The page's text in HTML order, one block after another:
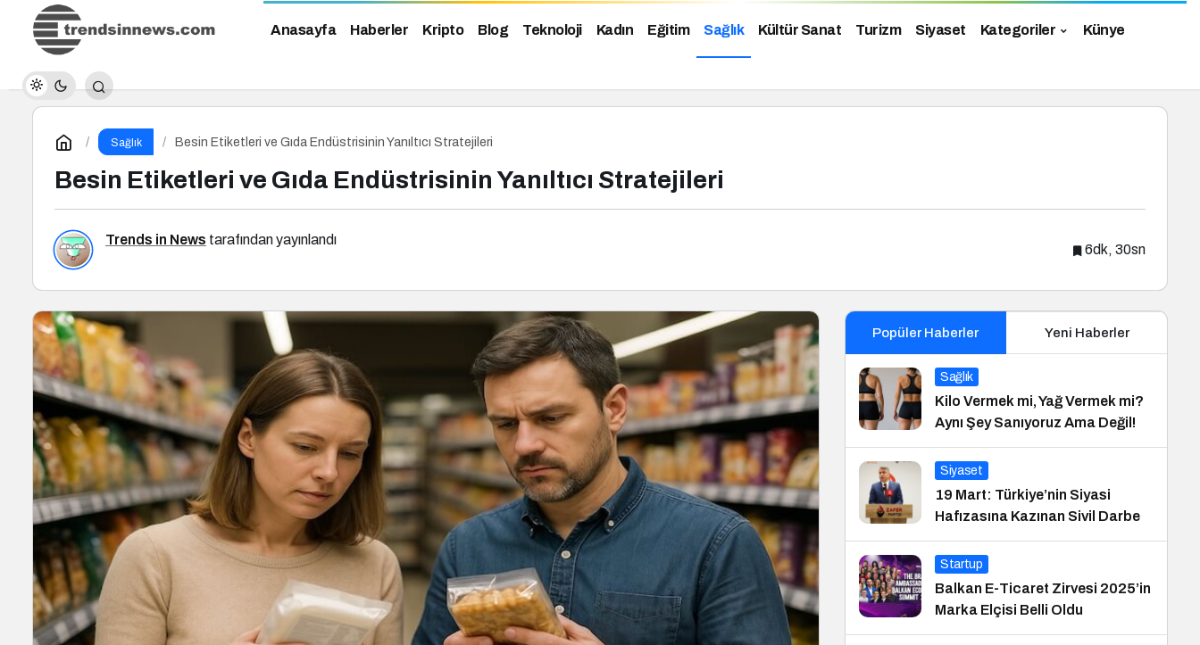
Anasayfa Haberler Kripto Blog Teknoloji Kadın Eğitim Sağlık Kültür Sanat Turizm Siyaset Kategoriler Künye
Sağlık Besin Etiketleri ve Gıda Endüstrisinin Yanıltıcı Stratejileri
Besin Etiketleri ve Gıda Endüstrisinin Yanıltıcı Stratejileri
Trends in News tarafından yayınlandı
6dk, 30sn
Popüler Haberler Yeni Haberler
Sağlık
Kilo Vermek mi, Yağ Vermek mi?
Aynı Şey Sanıyoruz Ama Değil!
Siyaset
19 Mart: Türkiye’nin Siyasi
Hafızasına Kazınan Sivil Darbe
Startup
Balkan E-Ticaret Zirvesi 2025’in
Marka Elçisi Belli Oldu